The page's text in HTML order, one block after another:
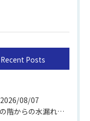
Recent Posts
2026/08/07
上の階からの水漏れでカビ｜対処法と業者